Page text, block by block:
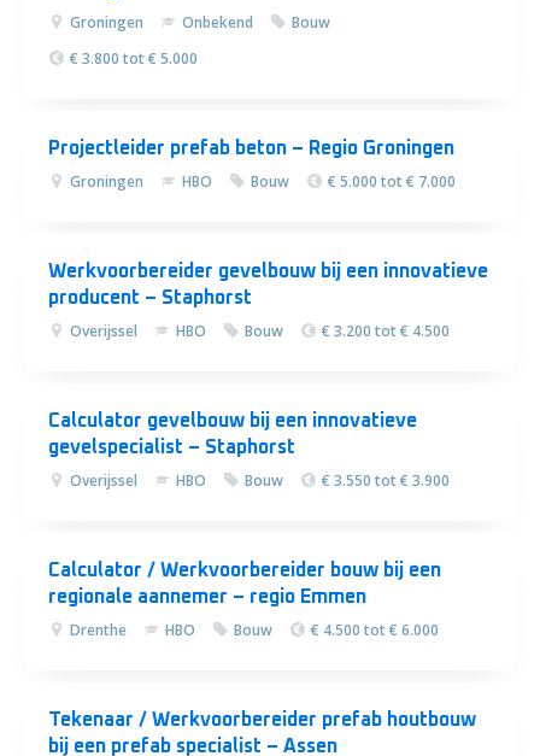
Groningen Onbekend
Bouw
€ 3.800 tot € 5.000
Projectleider prefab beton – Regio Groningen
Groningen HBO Bouw € 5.000 tot € 7.000
Werkvoorbereider gevelbouw bij een innovatieve
producent – Staphorst
Overijssel HBO Bouw € 3.200 tot € 4.500
Calculator gevelbouw bij een innovatieve
gevelspecialist – Staphorst
Overijssel HBO Bouw € 3.550 tot € 3.900
Calculator / Werkvoorbereider bouw bij een
regionale aannemer – regio Emmen
Drenthe HBO Bouw € 4.500 tot € 6.000
Tekenaar / Werkvoorbereider prefab houtbouw
bij een prefab specialist – Assen